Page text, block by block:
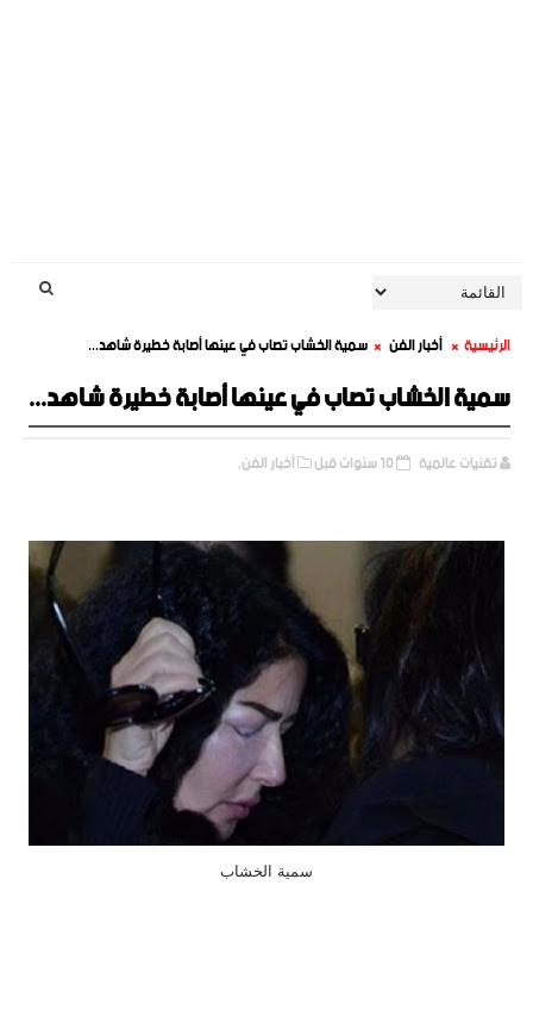
الرئيسية أخبار الفن سمية الخشاب تصاب في عينها أصابة خطيرة شاهد...
سمية الخشاب تصاب في عينها أصابة خطيرة شاهد...
تقنيات عالمية 10 سنوات قبل أخبار الفن,
سمية الخشاب